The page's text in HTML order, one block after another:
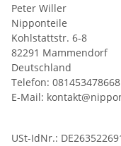
Peter Willer
Nipponteile
Kohlstattstr. 6-8
82291 Mammendorf
Deutschland
Telefon: 081453478668
E-Mail:
USt-IdNr.: